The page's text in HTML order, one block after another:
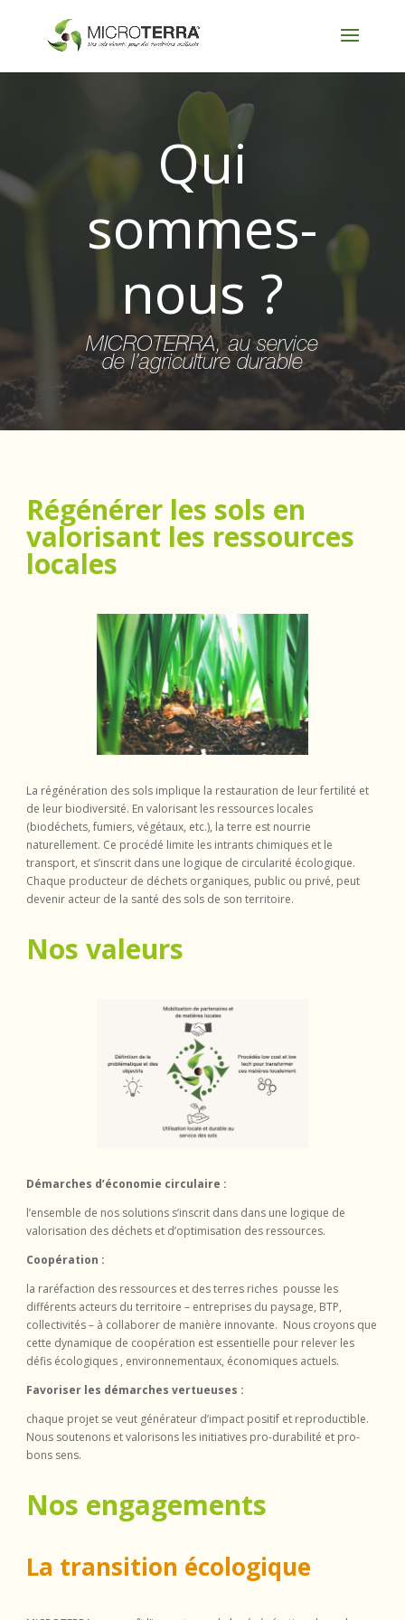
Qui
sommes-
nous ?
MICROTERRA, au service
de l’agriculture durable
Régénérer les sols en
valorisant les ressources
locales
La régénération des sols implique la restauration de leur fertilité et
de leur biodiversité. En valorisant les ressources locales
(biodéchets, fumiers, végétaux, etc.), la terre est nourrie
naturellement. Ce procédé limite les intrants chimiques et le
transport, et s’inscrit dans une logique de circularité écologique.
Chaque producteur de déchets organiques, public ou privé, peut
devenir acteur de la santé des sols de son territoire.
Nos valeurs
Démarches d’économie circulaire :
l’ensemble de nos solutions s’inscrit dans dans une logique de
valorisation des déchets et d’optimisation des ressources.
Coopération :
la raréfaction des ressources et des terres riches pousse les
différents acteurs du territoire – entreprises du paysage, BTP,
collectivités – à collaborer de manière innovante. Nous croyons que
cette dynamique de coopération est essentielle pour relever les
défis écologiques , environnementaux, économiques actuels.
Favoriser les démarches vertueuses :
chaque projet se veut générateur d’impact positif et reproductible.
Nous soutenons et valorisons les initiatives pro-durabilité et pro-
bons sens.
Nos engagements
La transition écologique